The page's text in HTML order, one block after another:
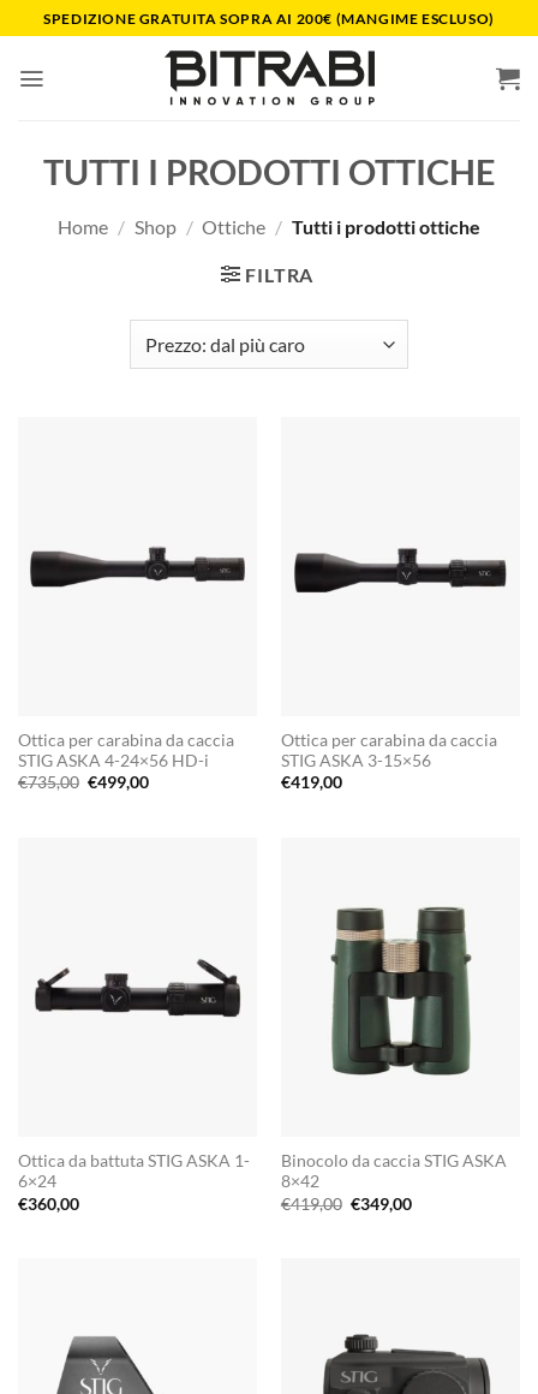
ai
contenuti
SPEDIZIONE GRATUITA SOPRA AI 200€ (MANGIME ESCLUSO)
TUTTI I PRODOTTI OTTICHE
Home / Shop / Ottiche / Tutti i prodotti ottiche
FILTRA
Ottica per carabina da caccia
STIG ASKA 4-24×56 HD-i
€735,00 Il
prezzo
€499,00Il
Ottica per carabina da caccia
STIG ASKA 3-15×56
€419,00
Ottica da battuta STIG ASKA 1-
6×24
€360,00
Binocolo da caccia STIG ASKA
8×42
€419,00 Il
prezzo
€349,00Il